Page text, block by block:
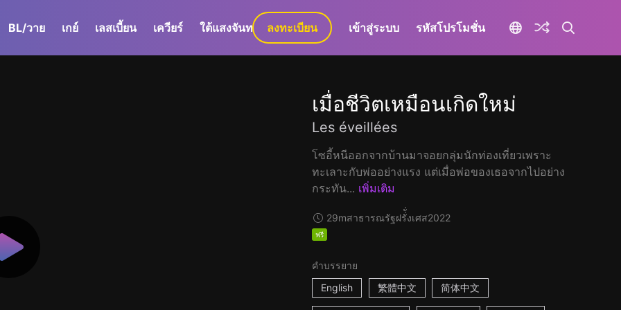
BL/วาย เกย์ เลสเบี้ยน เควียร์ ใต้แสงจันทร์ GaLa+
ลงทะเบียน เข้าสู่ระบบ รหัสโปรโมชั่น
เมื่อชีวิตเหมือนเกิดใหม่
Les éveillées
โซอี้หนีออกจากบ้านมาจอยกลุ่มนักท่องเที่ยวเพราะ
ทะเลาะกับพ่ออย่างแรง แต่เมื่อพ่อของเธอจากไปอย่าง
กระทัน... เพิ่มเติม
29mสาธารณรัฐฝรั่ั่งเศส2022
ฟรี
คำบรรยาย
English
繁體中文 简体中文